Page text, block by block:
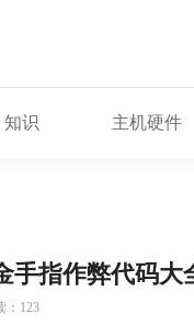
知识 主机硬件
手指作弊代码大
123